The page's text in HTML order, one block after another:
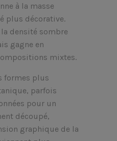
à la masse
plus décorative.
densité sombre
gagne en
mixtes.
formes plus
parfois
pour un
découpé,
graphique de la